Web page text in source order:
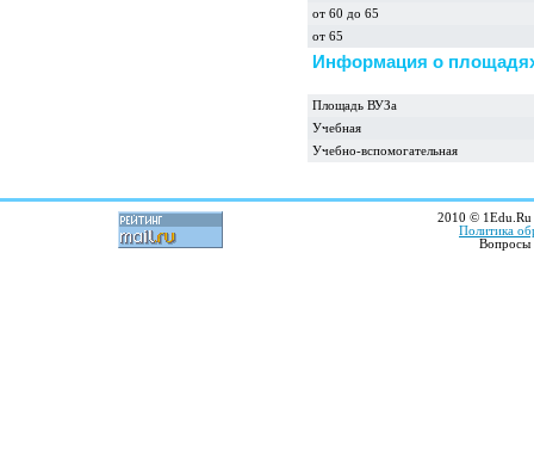
от 60 до 65
от 65
Информация о
Площадь ВУЗа
Учебная
Учебно-вспомогательная
2010 © 1Edu.Ru
Политика
Вопросы